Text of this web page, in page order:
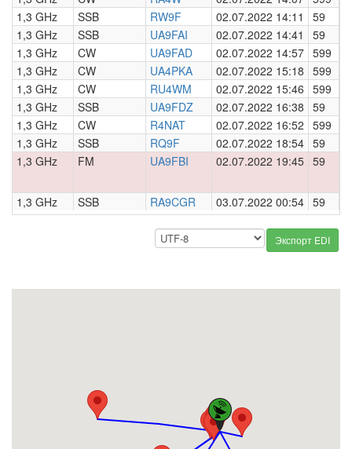
1,3 GHz
SSB RW9F 02.07.2022 14:11 59
1,3 GHz
SSB UA9FAI 02.07.2022 14:41 59
1,3 GHz
CW UA9FAD 02.07.2022 14:57 599
1,3 GHz
CW UA4PKA 02.07.2022 15:18 599
1,3 GHz
CW RU4WM 02.07.2022 15:46 599
1,3 GHz
SSB UA9FDZ 02.07.2022 16:38 59
1,3 GHz
CW R4NAT 02.07.2022 16:52 599
1,3 GHz
SSB RQ9F 02.07.2022 18:54 59
1,3 GHz
FM UA9FBI 02.07.2022 19:45 59
1,3 GHz SSB RA9CGR 03.07.2022 00:54 59
Экспорт EDI